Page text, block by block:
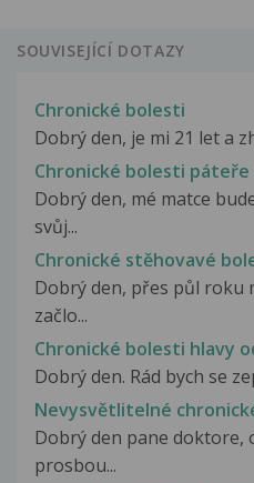
SOUVISEJÍCÍ DOTAZY
Chronické bolesti
Dobrý den, je mi 21 let a
Chronické bolesti páteře
Dobrý den, mé matce
svůj...
Chronické stěhovavé
Dobrý den, přes půl roku
začlo...
Chronické bolesti hlavy
Dobrý den. Rád bych se
Nevysvětlitelné
Dobrý den pane doktore,
prosbou...